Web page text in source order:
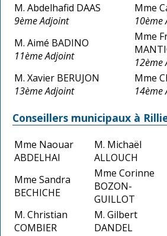
M. Abdelhafid DAAS
9ème Adjoint
Mme
10ème
M. Aimé BADINO
11ème Adjoint
Mme
12ème
M. Xavier BERUJON
13ème Adjoint
Mme
14ème
Conseillers municipaux à
Mme Naouar
ABDELHAI
M. Michaël
ALLOUCH
Mme Sandra
BECHICHE
Mme Corinne
BOZON-
GUILLOT
M. Christian
COMBIER
M. Gilbert
DANDEL